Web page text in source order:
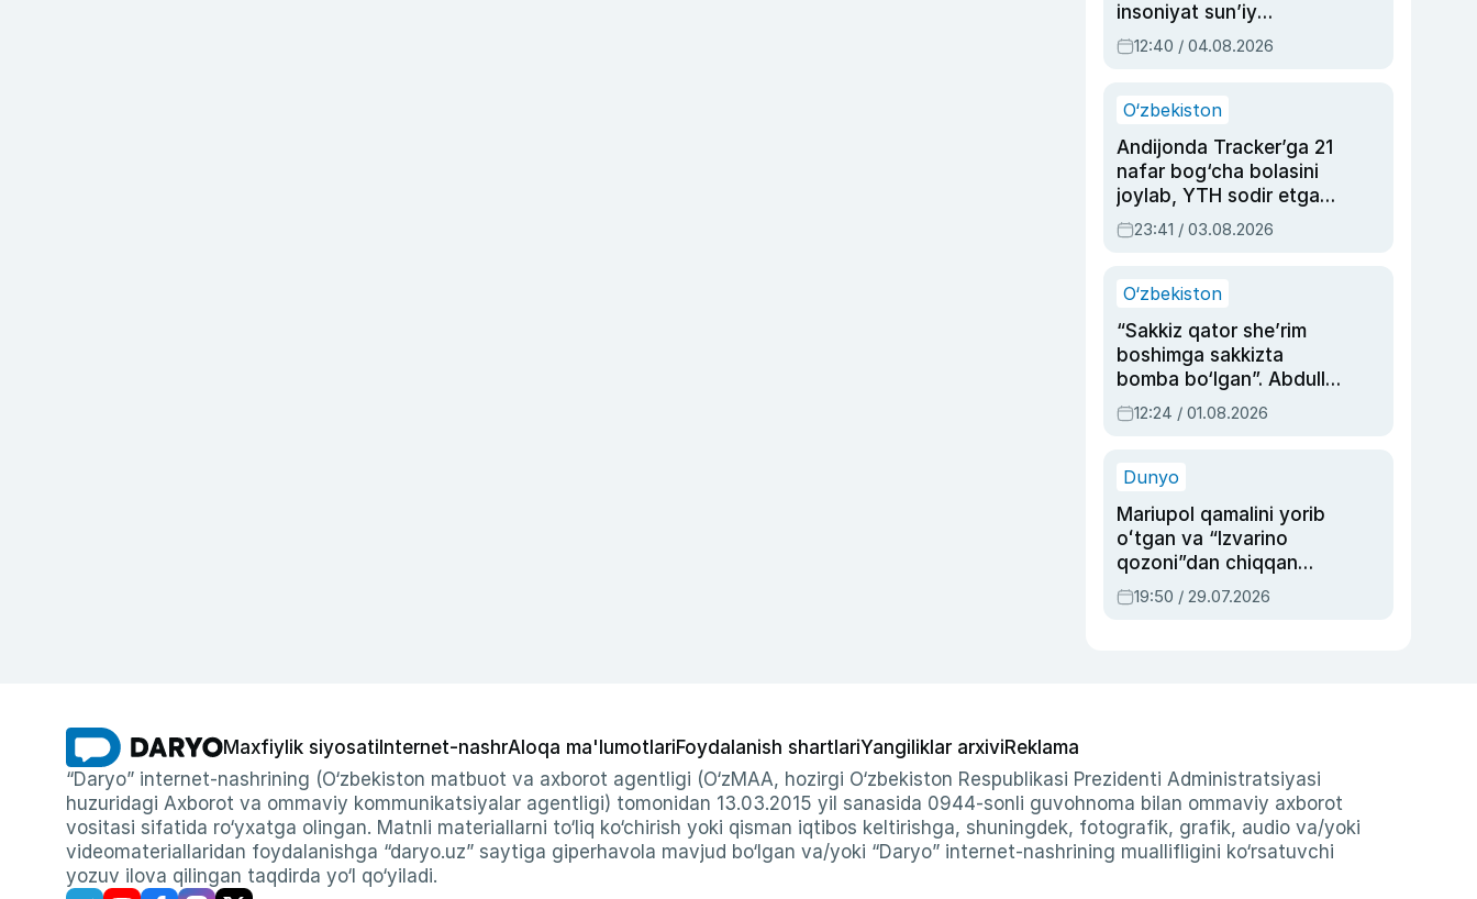
insoniyat sun’iy
intellektni boshqara
olmay qolishidan xavotir
12:40 / 04.08.2026
O‘zbekiston
Andijonda Tracker’ga 21
nafar bog‘cha bolasini
joylab, YTH sodir etgan
ayolga sud hukmi o‘qildi
23:41 / 03.08.2026
O‘zbekiston
“Sakkiz qator she’rim
boshimga sakkizta
bomba bo‘lgan”. Abdulla
Oripovni siyosiy
ayblovlardan asrab
12:24 / 01.08.2026
Dunyo
Mariupol qamalini yorib
oʻtgan va “Izvarino
qozoni”dan chiqqan
qahramon — Ukraina
armiyasi bosh
19:50 / 29.07.2026
Maxfiylik siyosati Internet-nashrAloqa ma'lumotlariFoydalanish shartlariYangiliklar arxiviReklama
“Daryo” internet-nashrining (O‘zbekiston matbuot va axborot agentligi (O‘zMAA, hozirgi O‘zbekiston Respublikasi Prezidenti Administratsiyasi
huzuridagi Axborot va ommaviy kommunikatsiyalar agentligi) tomonidan 13.03.2015 yil sanasida 0944-sonli guvohnoma bilan ommaviy axborot
vositasi sifatida ro‘yxatga olingan. Matnli materiallarni to‘liq ko‘chirish yoki qisman iqtibos keltirishga, shuningdek, fotografik, grafik, audio va/yoki
videomateriallaridan foydalanishga “daryo.uz” saytiga giperhavola mavjud bo‘lgan va/yoki “Daryo” internet-nashrining muallifligini ko‘rsatuvchi
yozuv ilova qilingan taqdirda yo‘l qo‘yiladi.